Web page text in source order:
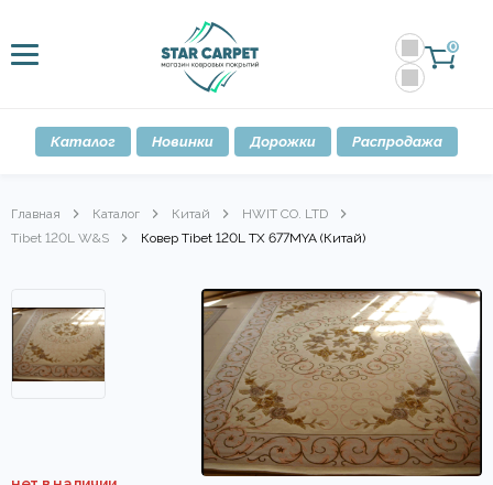
0
Каталог Новинки Дорожки Распродажа
Главная Каталог Китай
HWIT CO. LTD
Tibet 120L W&S
Ковер Tibet 120L TX 677MYA (Китай)